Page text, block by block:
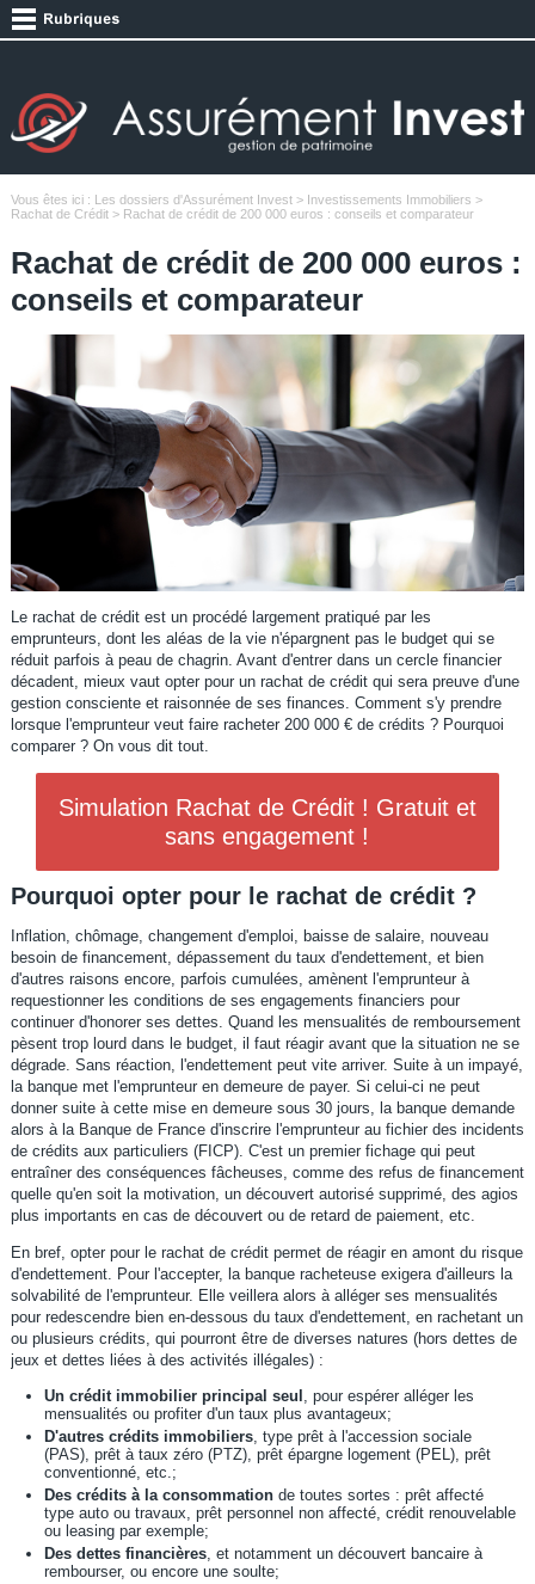
Vous êtes ici : Les dossiers d'Assurément Invest> Investissements Immobiliers >
Rachat de Crédit> Rachat de crédit de 200 000 euros : conseils et comparateur
Rachat de crédit de 200 000 euros :
conseils et comparateur
Le rachat de crédit est un procédé largement pratiqué par les
emprunteurs, dont les aléas de la vie n'épargnent pas le budget qui se
réduit parfois à peau de chagrin. Avant d'entrer dans un cercle financier
décadent, mieux vaut opter pour un rachat de crédit qui sera preuve d'une
gestion consciente et raisonnée de ses finances. Comment s'y prendre
lorsque l'emprunteur veut faire racheter 200 000 € de crédits ? Pourquoi
comparer ? On vous dit tout.
Simulation Rachat de Crédit ! Gratuit et
sans engagement !
Pourquoi opter pour le rachat de crédit ?
Inflation, chômage, changement d'emploi, baisse de salaire, nouveau
besoin de financement, dépassement du taux d'endettement, et bien
d'autres raisons encore, parfois cumulées, amènent l'emprunteur à
requestionner les conditions de ses engagements financiers pour
continuer d'honorer ses dettes. Quand les mensualités de remboursement
pèsent trop lourd dans le budget, il faut réagir avant que la situation ne se
dégrade. Sans réaction, l'endettement peut vite arriver. Suite à un impayé,
la banque met l'emprunteur en demeure de payer. Si celui-ci ne peut
donner suite à cette mise en demeure sous 30 jours, la banque demande
alors à la Banque de France d'inscrire l'emprunteur au fichier des incidents
de crédits aux particuliers (FICP). C'est un premier fichage qui peut
entraîner des conséquences fâcheuses, comme des refus de financement
quelle qu'en soit la motivation, un découvert autorisé supprimé, des agios
plus importants en cas de découvert ou de retard de paiement, etc.
En bref, opter pour le rachat de crédit permet de réagir en amont du risque
d'endettement. Pour l'accepter, la banque racheteuse exigera d'ailleurs la
solvabilité de l'emprunteur. Elle veillera alors à alléger ses mensualités
pour redescendre bien en-dessous du taux d'endettement, en rachetant un
ou plusieurs crédits, qui pourront être de diverses natures (hors dettes de
jeux et dettes liées à des activités illégales) :
Un crédit immobilier principal seul , pour espérer alléger les
mensualités ou profiter d'un taux plus avantageux;
D'autres crédits immobiliers, type prêt à l'accession sociale
(PAS), prêt à taux zéro (PTZ), prêt épargne logement (PEL), prêt
conventionné, etc.;
Des crédits à la consommationde toutes sortes : prêt affecté
type auto ou travaux, prêt personnel non affecté, crédit renouvelable
ou leasing par exemple;
Des dettes financières, et notamment un découvert bancaire à
rembourser, ou encore une soulte;